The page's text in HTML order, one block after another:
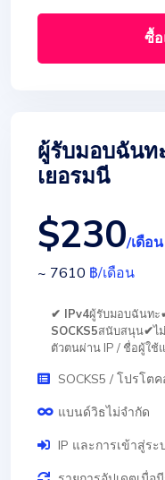
ซื้อ
ผู้รับมอบฉันท
เยอรมนี
$230/เดือน
~ 7610 ฿/เดือน
✔ IPv4ผู้รับมอบฉันทะ
SOCKS5สนับสนุน✔ไ
ตัวตนผ่าน IP / ชื่อผู้ใช้
SOCKS5 / โปรโต
แบนด์วิธไม่จำกัด
IP และการเข้าสู่ร